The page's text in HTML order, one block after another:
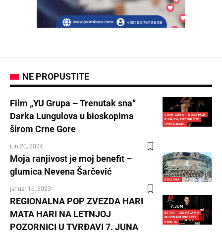
NE PROPUSTITE
CRNA GORA
DOGAĐAJI
FILM/TV/POZORIŠTE
IZDVAJAMO
Film „YU Grupa – Trenutak sna“
Darka Lungulova u bioskopima
širom Crne Gore
jun 20, 2024
KULTURA
Moja ranjivost je moj benefit –
glumica Nevena Šarčević
januar 16, 2023
EX-YU
IZDVAJAMO
MUZIKA/KONCERTI
SRBIJA
REGIONALNA POP ZVEZDA HARI
MATA HARI NA LETNJOJ
POZORNICI U TVRĐAVI 7. JUNA